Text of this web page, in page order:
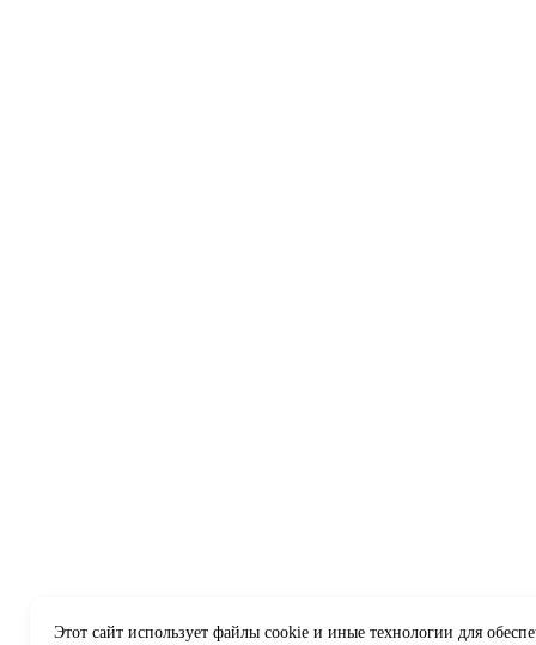
Этот сайт использует файлы cookie и иные технологии для